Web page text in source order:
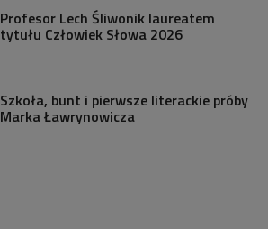
Profesor Lech Śliwonik laureatem
tytułu Człowiek Słowa 2026
Szkoła, bunt i pierwsze literackie próby
Marka Ławrynowicza